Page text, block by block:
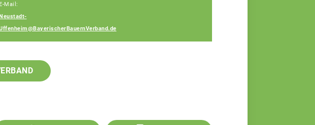
Fachberater
E-Mail: